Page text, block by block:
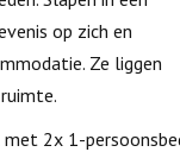
op zich en
Ze liggen
2x 1-